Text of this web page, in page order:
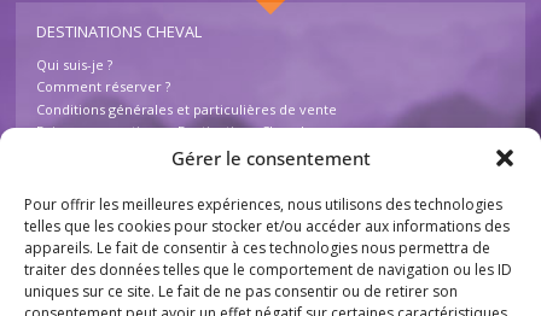
Gérer le consentement
Pour offrir les meilleures expériences, nous utilisons des technologies
telles que les cookies pour stocker et/ou accéder aux informations des
appareils. Le fait de consentir à ces technologies nous permettra de
traiter des données telles que le comportement de navigation ou les ID
uniques sur ce site. Le fait de ne pas consentir ou de retirer son
DESTINATIONS CHEVAL
Qui suis-je ?
Comment réserver ?
Conditions générales et particulières de vente
Foire aux questions – Destinations Cheval
INFOS
Mentions légales
Plan du site
Destinations Cheval